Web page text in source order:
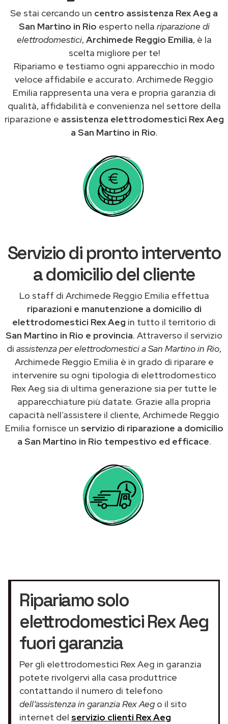
Se stai cercando un centro assistenza Rex Aeg a
San Martino in Rio esperto nella riparazione di
elettrodomestici,Archimede Reggio Emilia, è la
scelta migliore per te!
Ripariamo e testiamo ogni apparecchio in modo
veloce affidabile e accurato. Archimede Reggio
Emilia rappresenta una vera e propria garanzia di
qualità, affidabilità e convenienza nel settore della
riparazione e assistenza elettrodomestici Rex Aeg
a San Martino in Rio.
Servizio di pronto intervento
a domicilio del cliente
Lo staff di Archimede Reggio Emilia effettua
riparazioni e manutenzione a domicilio di
elettrodomestici Rex Aeg in tutto il territorio di
San Martino in Rio e provincia. Attraverso il servizio
di assistenza per elettrodomestici a San Martino in Rio,
Archimede Reggio Emilia è in grado di riparare e
intervenire su ogni tipologia di elettrodomestico
Rex Aeg sia di ultima generazione sia per tutte le
apparecchiature più datate. Grazie alla propria
capacità nell’assistere il cliente, Archimede Reggio
Emilia fornisce un servizio di riparazione a domicilio
a San Martino in Rio tempestivo ed efficace.
Ripariamo solo
elettrodomestici Rex Aeg
fuori garanzia
Per gli elettrodomestici Rex Aeg in garanzia
potete rivolgervi alla casa produttrice
contattando il numero di telefono
dell’assistenza in garanzia Rex Aeg o il sito
internet del servizio clienti Rex Aeg